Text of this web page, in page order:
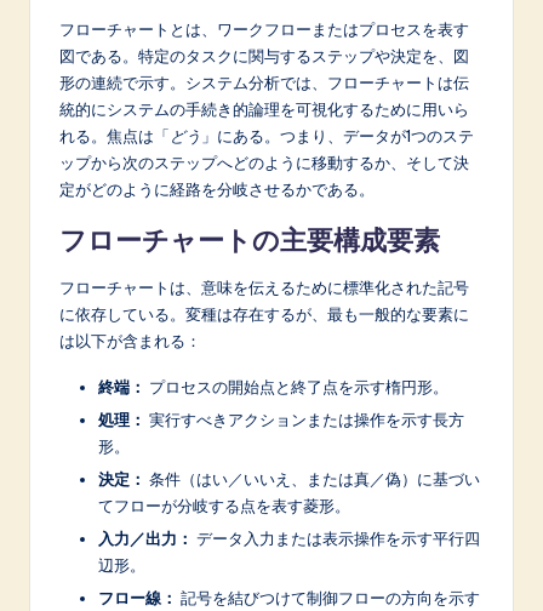
w
フローチャートとは、ワークフローまたはプロセスを表す
図である。特定のタスクに関与するステップや決定を、図
形の連続で示す。システム分析では、フローチャートは伝
統的にシステムの手続き的論理を可視化するために用いら
れる。焦点は「どう 」にある。つまり、データが1つのステ
ップから次のステップへどのように移動するか、そして決
定がどのように経路を分岐させるかである。
フローチャートの主要構成要素
フローチャートは、意味を伝えるために標準化された記号
に依存している。変種は存在するが、最も一般的な要素に
は以下が含まれる：
終端： プロセスの開始点と終了点を示す楕円形。
処理： 実行すべきアクションまたは操作を示す長方
形。
決定： 条件（はい／いいえ、または真／偽）に基づい
てフローが分岐する点を表す菱形。
入力／出力： データ入力または表示操作を示す平行四
辺形。
フロー線： 記号を結びつけて制御フローの方向を示す